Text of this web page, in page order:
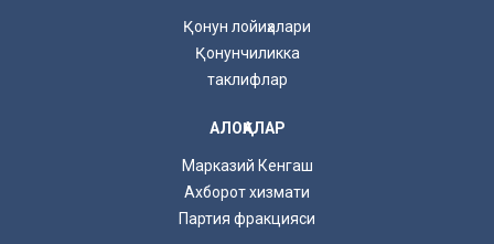
Қонун лойиҳалари
Қонунчиликка
таклифлар
АЛОҚАЛАР
Марказий Кенгаш
Ахборот хизмати
Партия фракцияси